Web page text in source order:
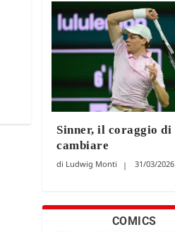
Sinner, il coraggio di
cambiare
Ludwig Monti 31/03/2026
COMICS